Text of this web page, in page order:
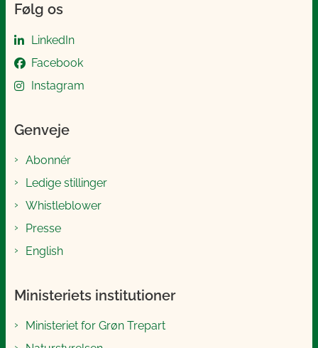
Følg os
LinkedIn
Facebook
Instagram
Genveje
Abonnér
Ledige stillinger
Whistleblower
Presse
English
Ministeriets institutioner
Ministeriet for Grøn Trepart